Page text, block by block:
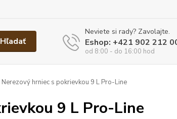
Hľadať
Neviete si rady? Zavolajte.
Eshop: +421 902 212
od 8:00 - do 16:00 hod
Nerezový hrniec s pokrievkou 9 L Pro-Line
9 L Pro-Line